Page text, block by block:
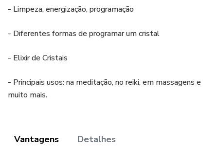
- Limpeza, energização, programação
- Diferentes formas de programar um cristal
- Elixir de Cristais
- Principais usos: na meditação, no reiki, em massagens e
muito mais.
Vantagens Detalhes